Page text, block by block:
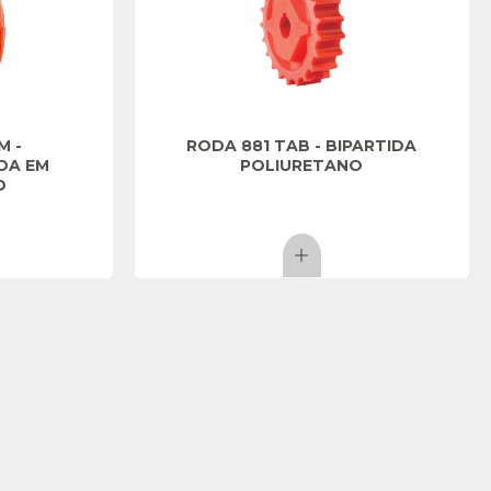
-
EM
RODA 881 TAB - BIPARTIDA
POLIURETANO